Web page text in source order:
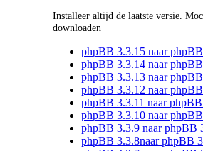
Installeer altijd de laatste versie.
downloaden
phpBB 3.3.15 naar
phpBB 3.3.14 naar
phpBB 3.3.13 naar
phpBB 3.3.12 naar
phpBB 3.3.11 naar
phpBB 3.3.10 naar phpBB
phpBB 3.3.9 naar phpBB
phpBB 3.3.8naar phpBB